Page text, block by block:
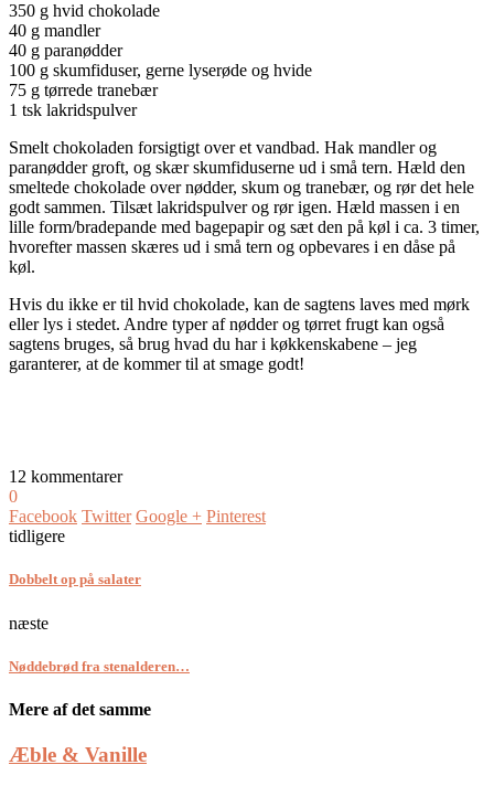
350 g hvid chokolade
40 g mandler
40 g paranødder
100 g skumfiduser, gerne lyserøde og hvide
75 g tørrede tranebær
1 tsk lakridspulver
Smelt chokoladen forsigtigt over et vandbad. Hak mandler og
paranødder groft, og skær skumfiduserne ud i små tern. Hæld den
smeltede chokolade over nødder, skum og tranebær, og rør det hele
godt sammen. Tilsæt lakridspulver og rør igen. Hæld massen i en
lille form/bradepande med bagepapir og sæt den på køl i ca. 3 timer,
hvorefter massen skæres ud i små tern og opbevares i en dåse på
køl.
Hvis du ikke er til hvid chokolade, kan de sagtens laves med mørk
eller lys i stedet. Andre typer af nødder og tørret frugt kan også
sagtens bruges, så brug hvad du har i køkkenskabene – jeg
garanterer, at de kommer til at smage godt!
12 kommentarer
0
Facebook Twitter Google + Pinterest
tidligere
Dobbelt op på salater
næste
Nøddebrød fra stenalderen…
Mere af det samme
Æble & Vanille